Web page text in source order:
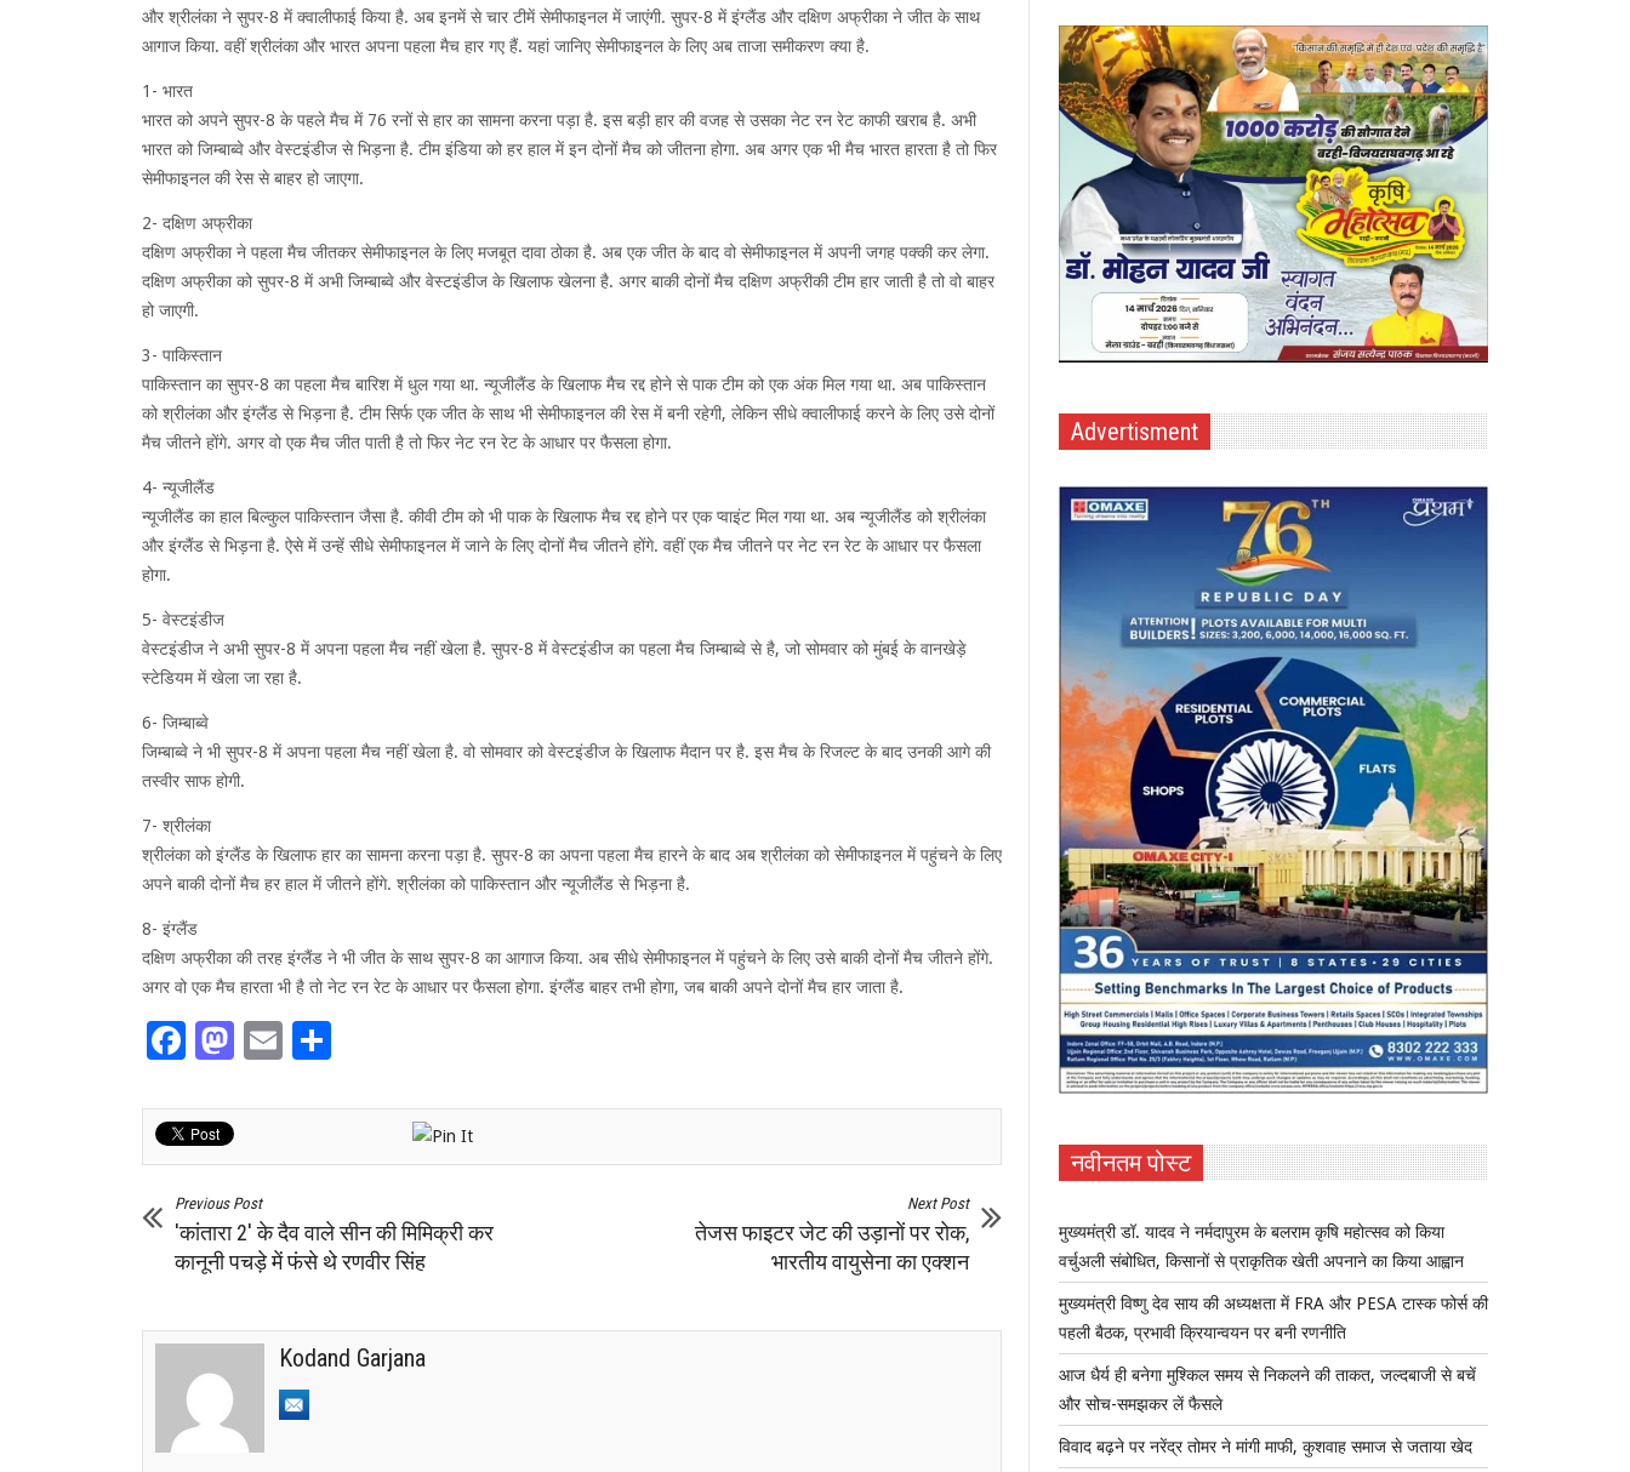
और श्रीलंका ने सुपर-8 में क्वालीफाई किया है. अब इनमें से चार टीमें सेमीफाइनल में जाएंगी. सुपर-8 में इंग्लैंड और दक्षिण अफ्रीका ने जीत के साथ
आगाज किया. वहीं श्रीलंका और भारत अपना पहला मैच हार गए हैं. यहां जानिए सेमीफाइनल के लिए अब ताजा समीकरण क्या है.
1- भारत
भारत को अपने सुपर-8 के पहले मैच में 76 रनों से हार का सामना करना पड़ा है. इस बड़ी हार की वजह से उसका नेट रन रेट काफी खराब है. अभी
भारत को जिम्बाब्वे और वेस्टइंडीज से भिड़ना है. टीम इंडिया को हर हाल में इन दोनों मैच को जीतना होगा. अब अगर एक भी मैच भारत हारता है तो फिर
सेमीफाइनल की रेस से बाहर हो जाएगा.
2- दक्षिण अफ्रीका
दक्षिण अफ्रीका ने पहला मैच जीतकर सेमीफाइनल के लिए मजबूत दावा ठोका है. अब एक जीत के बाद वो सेमीफाइनल में अपनी जगह पक्की कर लेगा.
दक्षिण अफ्रीका को सुपर-8 में अभी जिम्बाब्वे और वेस्टइंडीज के खिलाफ खेलना है. अगर बाकी दोनों मैच दक्षिण अफ्रीकी टीम हार जाती है तो वो बाहर
हो जाएगी.
3- पाकिस्तान
पाकिस्तान का सुपर-8 का पहला मैच बारिश में धुल गया था. न्यूजीलैंड के खिलाफ मैच रद्द होने से पाक टीम को एक अंक मिल गया था. अब पाकिस्तान
को श्रीलंका और इंग्लैंड से भिड़ना है. टीम सिर्फ एक जीत के साथ भी सेमीफाइनल की रेस में बनी रहेगी, लेकिन सीधे क्वालीफाई करने के लिए उसे दोनों
मैच जीतने होंगे. अगर वो एक मैच जीत पाती है तो फिर नेट रन रेट के आधार पर फैसला होगा.
4- न्यूजीलैंड
न्यूजीलैंड का हाल बिल्कुल पाकिस्तान जैसा है. कीवी टीम को भी पाक के खिलाफ मैच रद्द होने पर एक प्वाइंट मिल गया था. अब न्यूजीलैंड को श्रीलंका
और इंग्लैंड से भिड़ना है. ऐसे में उन्हें सीधे सेमीफाइनल में जाने के लिए दोनों मैच जीतने होंगे. वहीं एक मैच जीतने पर नेट रन रेट के आधार पर फैसला
होगा.
5- वेस्टइंडीज
वेस्टइंडीज ने अभी सुपर-8 में अपना पहला मैच नहीं खेला है. सुपर-8 में वेस्टइंडीज का पहला मैच जिम्बाब्वे से है, जो सोमवार को मुंबई के वानखेड़े
स्टेडियम में खेला जा रहा है.
6- जिम्बाब्वे
जिम्बाब्वे ने भी सुपर-8 में अपना पहला मैच नहीं खेला है. वो सोमवार को वेस्टइंडीज के खिलाफ मैदान पर है. इस मैच के रिजल्ट के बाद उनकी आगे की
तस्वीर साफ होगी.
7- श्रीलंका
श्रीलंका को इंग्लैंड के खिलाफ हार का सामना करना पड़ा है. सुपर-8 का अपना पहला मैच हारने के बाद अब श्रीलंका को सेमीफाइनल में पहुंचने के लिए
अपने बाकी दोनों मैच हर हाल में जीतने होंगे. श्रीलंका को पाकिस्तान और न्यूजीलैंड से भिड़ना है.
8- इंग्लैंड
दक्षिण अफ्रीका की तरह इंग्लैंड ने भी जीत के साथ सुपर-8 का आगाज किया. अब सीधे सेमीफाइनल में पहुंचने के लिए उसे बाकी दोनों मैच जीतने होंगे.
अगर वो एक मैच हारता भी है तो नेट रन रेट के आधार पर फैसला होगा. इंग्लैंड बाहर तभी होगा, जब बाकी अपने दोनों मैच हार जाता है.
Facebook
Mastodon
Email
Previous Post
'कांतारा 2' के दैव वाले सीन की मिमिक्री कर
कानूनी पचड़े में फंसे थे रणवीर सिंह
Next Post
तेजस फाइटर जेट की उड़ानों पर रोक,
भारतीय वायुसेना का एक्शन
Kodand Garjana
Advertisment
नवीनतम पोस्ट
मुख्यमंत्री डॉ. यादव ने नर्मदापुरम के बलराम कृषि महोत्सव को किया
वर्चुअली संबोधित, किसानों से प्राकृतिक खेती अपनाने का किया आह्वान
मुख्यमंत्री विष्णु देव साय की अध्यक्षता में FRA और PESA टास्क फोर्स की
पहली बैठक, प्रभावी क्रियान्वयन पर बनी रणनीति
आज धैर्य ही बनेगा मुश्किल समय से निकलने की ताकत, जल्दबाजी से बचें
और सोच-समझकर लें फैसले
विवाद बढ़ने पर नरेंद्र तोमर ने मांगी माफी, कुशवाह समाज से जताया खेद